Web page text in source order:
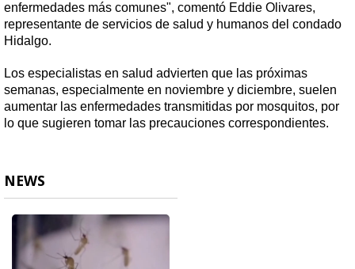
enfermedades más comunes", comentó Eddie Olivares,
representante de servicios de salud y humanos del condado
Hidalgo.
Los especialistas en salud advierten que las próximas
semanas, especialmente en noviembre y diciembre, suelen
aumentar las enfermedades transmitidas por mosquitos, por
lo que sugieren tomar las precauciones correspondientes.
NEWS